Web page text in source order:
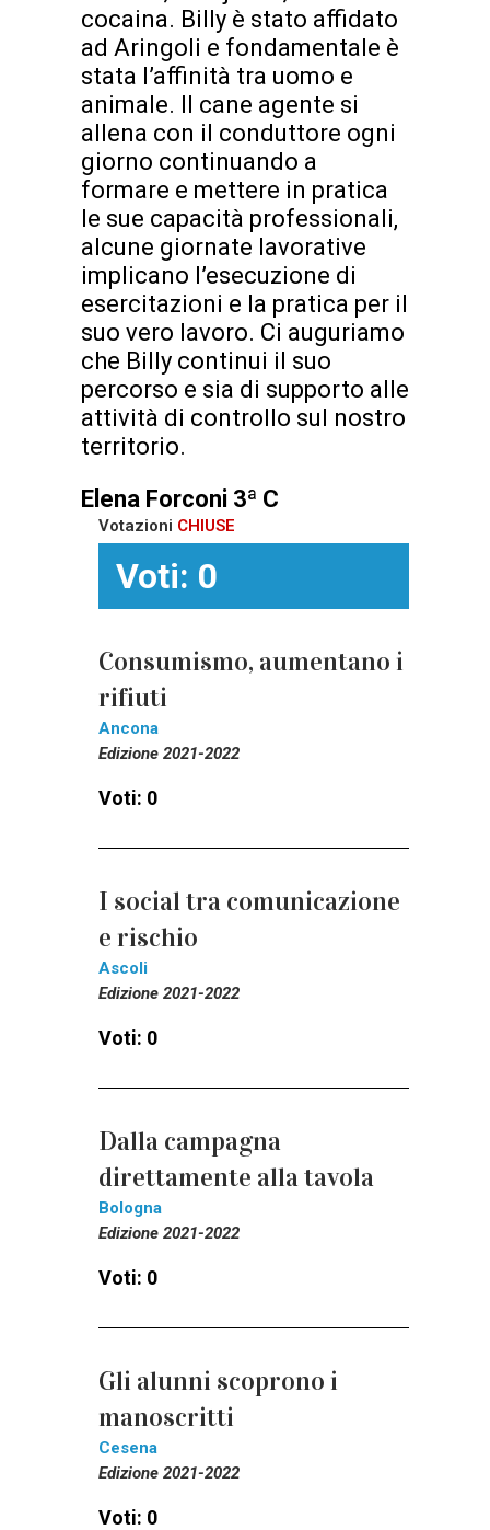
cocaina. Billy è stato affidato
ad Aringoli e fondamentale è
stata l’affinità tra uomo e
animale. Il cane agente si
allena con il conduttore ogni
giorno continuando a
formare e mettere in pratica
le sue capacità professionali,
alcune giornate lavorative
implicano l’esecuzione di
esercitazioni e la pratica per il
suo vero lavoro. Ci auguriamo
che Billy continui il suo
percorso e sia di supporto alle
attività di controllo sul nostro
territorio.
Elena Forconi 3ª C
Votazioni CHIUSE
Voti: 0
Consumismo, aumentano i
rifiuti
Ancona
Edizione 2021-2022
Voti: 0
I social tra comunicazione
e rischio
Ascoli
Edizione 2021-2022
Voti: 0
Dalla campagna
direttamente alla tavola
Bologna
Edizione 2021-2022
Voti: 0
Gli alunni scoprono i
manoscritti
Cesena
Edizione 2021-2022
Voti: 0